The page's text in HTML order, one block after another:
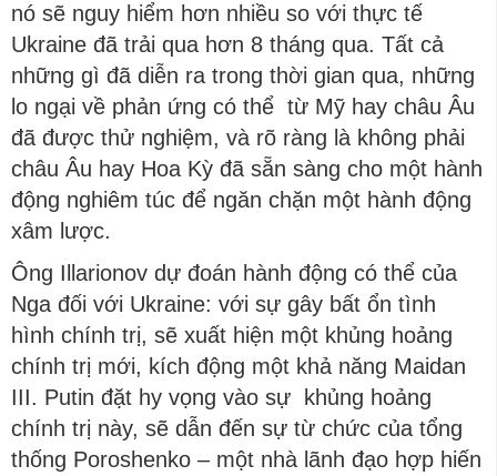
nó sẽ nguy hiểm hơn nhiều so với thực tế
Ukraine đã trải qua hơn 8 tháng qua. Tất cả
những gì đã diễn ra trong thời gian qua, những
lo ngại về phản ứng có thể từ Mỹ hay châu Âu
đã được thử nghiệm, và rõ ràng là không phải
châu Âu hay Hoa Kỳ đã sẵn sàng cho một hành
động nghiêm túc để ngăn chặn một hành động
xâm lược.
Ông Illarionov dự đoán hành động có thể của
Nga đối với Ukraine: với sự gây bất ổn tình
hình chính trị, sẽ xuất hiện một khủng hoảng
chính trị mới, kích động một khả năng Maidan
III. Putin đặt hy vọng vào sự khủng hoảng
chính trị này, sẽ dẫn đến sự từ chức của tổng
thống Poroshenko – một nhà lãnh đạo hợp hiến